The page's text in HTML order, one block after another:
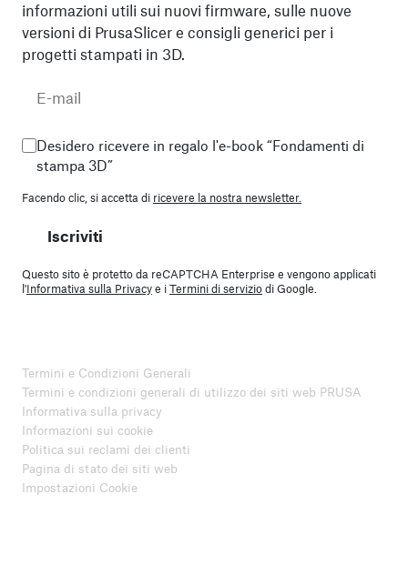
informazioni utili sui nuovi firmware, sulle nuove
versioni di PrusaSlicer e consigli generici per i
progetti stampati in 3D.
Desidero ricevere in regalo l'e-book “Fondamenti di
stampa 3D”
Facendo clic, si accetta di ricevere la nostra newsletter.
Iscriviti
Questo sito è protetto da reCAPTCHA Enterprise e vengono applicati
l'Informativa sulla Privacye iTermini di serviziodi Google.
Termini e Condizioni Generali
Termini e condizioni generali di utilizzo dei siti web PRUSA
Informativa sulla privacy
Informazioni sui cookie
Politica sui reclami dei clienti
Pagina di stato dei siti web
Impostazioni Cookie